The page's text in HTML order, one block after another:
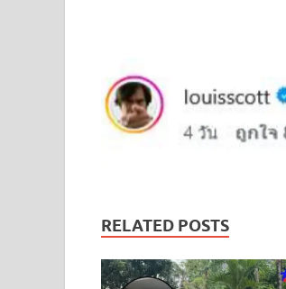
RELATED POSTS